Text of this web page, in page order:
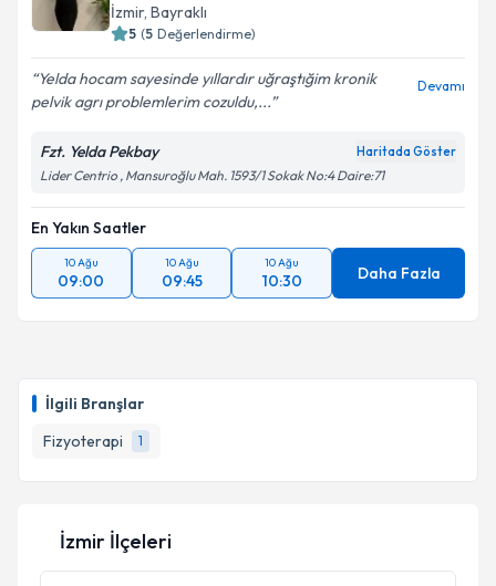
İlgili Branşlar
Fizyoterapi
1
İzmir, Bayraklı
5 (5 Değerlendirme)
Yelda hocam sayesinde yıllardır uğraştığim kronik
pelvik agrı problemlerim cozuldu,...
Devamı
Fzt. Yelda Pekbay Haritada Göster
Lider Centrio , Mansuroğlu Mah. 1593/1 Sokak No:4 Daire:71
En Yakın Saatler
10 Ağu
09:00
10 Ağu
09:45
10 Ağu
10:30 Daha Fazla
İzmir İlçeleri